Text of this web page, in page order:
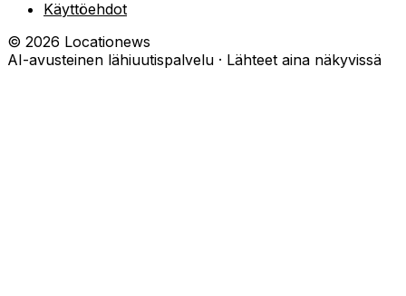
Käyttöehdot
© 2026 Locationews
AI-avusteinen lähiuutispalvelu · Lähteet aina näkyvissä